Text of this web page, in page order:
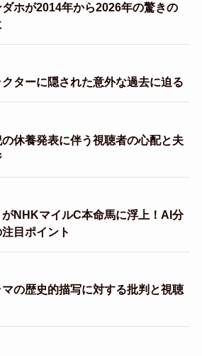
ホが2014年から2026年の驚きの
ターに隠された意外な過去に迫る
休養発表に伴う視聴者の心配と夫
NHKマイルC本命馬に浮上！AI分
目ポイント
の歴史的描写に対する批判と視聴